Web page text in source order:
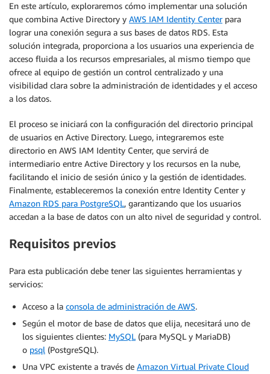
En este artículo, exploraremos cómo implementar una solución
que combina Active Directory y AWS IAM Identity Centerpara
lograr una conexión segura a sus bases de datos RDS. Esta
solución integrada, proporciona a los usuarios una experiencia de
acceso fluida a los recursos empresariales, al mismo tiempo que
ofrece al equipo de gestión un control centralizado y una
visibilidad clara sobre la administración de identidades y el acceso
a los datos.
El proceso se iniciará con la configuración del directorio principal
de usuarios en Active Directory. Luego, integraremos este
directorio en AWS IAM Identity Center, que servirá de
intermediario entre Active Directory y los recursos en la nube,
facilitando el inicio de sesión único y la gestión de identidades.
Finalmente, estableceremos la conexión entre Identity Center y
Amazon RDS para PostgreSQL, garantizando que los usuarios
accedan a la base de datos con un alto nivel de seguridad y control.
Requisitos previos
Para esta publicación debe tener las siguientes herramientas y
servicios:
Acceso a la consola de administración de AWS.
Según el motor de base de datos que elija, necesitará uno de
los siguientes clientes: MySQL (para MySQL y MariaDB)
o psql (PostgreSQL).
Una VPC existente a través de Amazon Virtual Private Cloud